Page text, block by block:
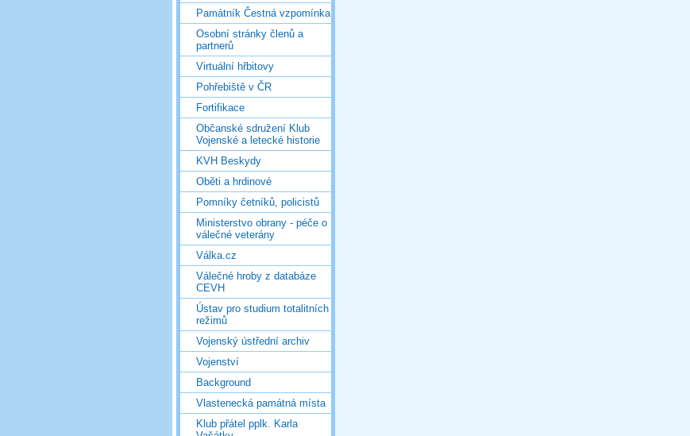
Památník Čestná vzpomínka
Osobní stránky členů a
partnerů
Virtuální hřbitovy
Pohřebiště v ČR
Fortifikace
Občanské sdružení Klub
Vojenské a letecké historie
KVH Beskydy
Oběti a hrdinové
Pomníky četníků, policistů
Ministerstvo obrany - péče o
válečné veterány
Válka.cz
Válečné hroby z databáze
CEVH
Ústav pro studium totalitních
režimů
Vojenský ústřední archiv
Vojenství
Background
Vlastenecká památná místa
Klub přátel pplk. Karla